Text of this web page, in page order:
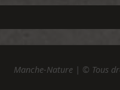
Manche-Nature | © Tous